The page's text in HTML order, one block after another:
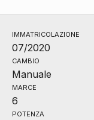
IMMATRICOLAZIONE
07/2020
CAMBIO
Manuale
MARCE
6
POTENZA